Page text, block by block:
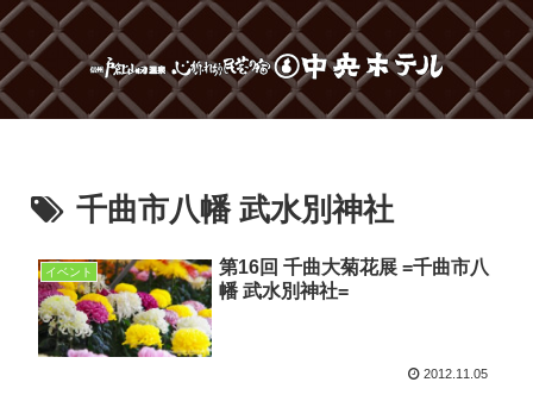
千曲市八幡 武水別神社
イベント
第16回 千曲大菊花展 =千曲市八
幡 武水別神社=
2012.11.05